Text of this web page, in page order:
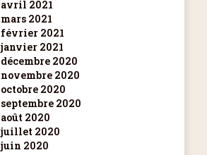
avril 2021
mars 2021
février 2021
janvier 2021
décembre 2020
novembre 2020
octobre 2020
septembre 2020
août 2020
juillet 2020
juin 2020